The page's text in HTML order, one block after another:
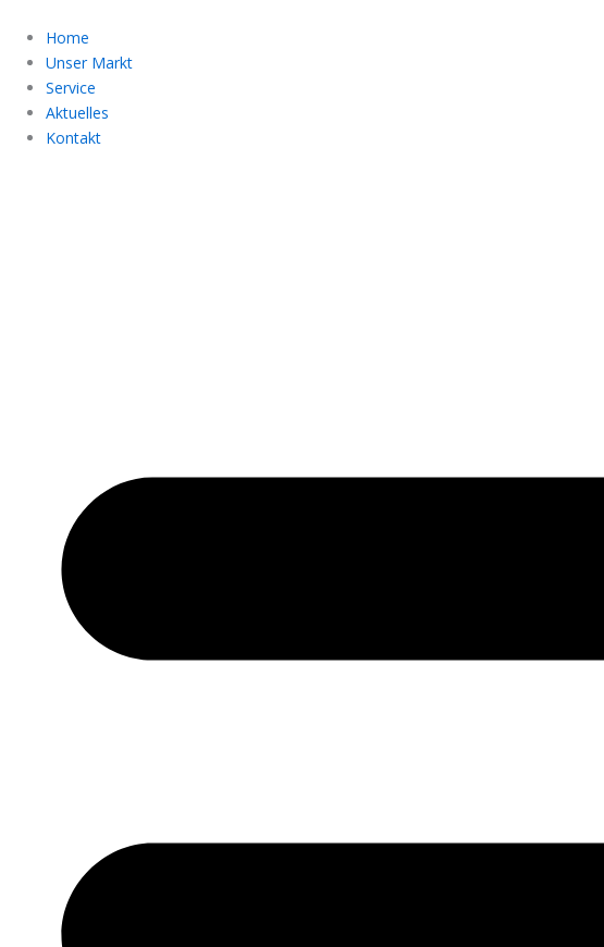
Inhalt
springen
Home
Unser Markt
Service
Aktuelles
Kontakt